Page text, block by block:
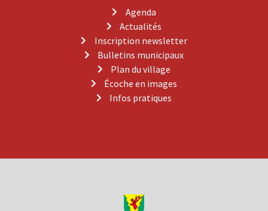
Agenda
Actualités
Inscription newsletter
Bulletins municipaux
Plan du village
Écoche en images
Infos pratiques